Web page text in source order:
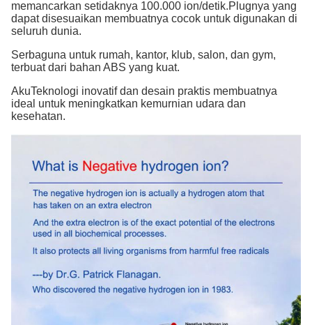
memancarkan setidaknya 100.000 ion/detik.Plugnya yang
dapat disesuaikan membuatnya cocok untuk digunakan di
seluruh dunia.
Serbaguna untuk rumah, kantor, klub, salon, dan gym,
terbuat dari bahan ABS yang kuat.
AkuTeknologi inovatif dan desain praktis membuatnya
ideal untuk meningkatkan kemurnian udara dan
kesehatan.